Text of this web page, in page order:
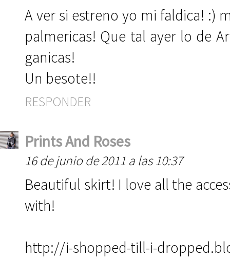
A ver si estreno yo mi faldica! :)
palmericas! Que tal ayer lo de
ganicas!
Un besote!!
RESPONDER
Prints And Roses
16 de junio de 2011 a las 10:37
Beautiful skirt! I love all the
with!
http://i-shopped-till-i-